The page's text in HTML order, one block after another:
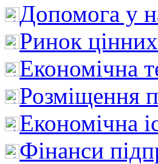
Допомога у
Ринок
Економічна
Розміщення
Економічна
Фінанси